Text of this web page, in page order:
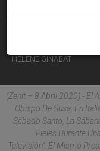
HÉLÈNE GINABAT
(Zenit – 8 Abril 2020).- El
Obispo De Susa, En
Sábado Santo, La
Fieles Durante
Televisión”. Él Mismo